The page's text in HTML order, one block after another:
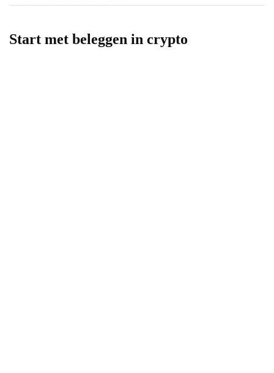
Start met beleggen in crypto